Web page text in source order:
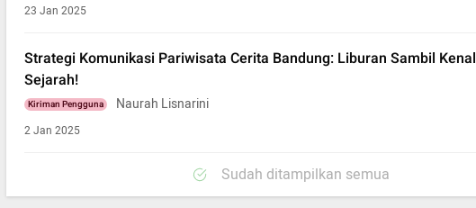
23 Jan 2025
Strategi Komunikasi Pariwisata Cerita Bandung: Liburan Sambil Kenal
Sejarah!
Kiriman Pengguna Naurah Lisnarini
2 Jan 2025
Sudah ditampilkan semua